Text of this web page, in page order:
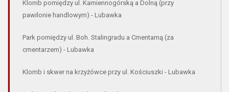
Klomb pomiędzy ul. Kamiennogórską a Dolną (przy
pawilonie handlowym) - Lubawka
Park pomiędzy ul. Boh. Stalingradu a Cmentarną (za
cmentarzem) - Lubawka
Klomb i skwer na krzyżówce przy ul. Kościuszki - Lubawka